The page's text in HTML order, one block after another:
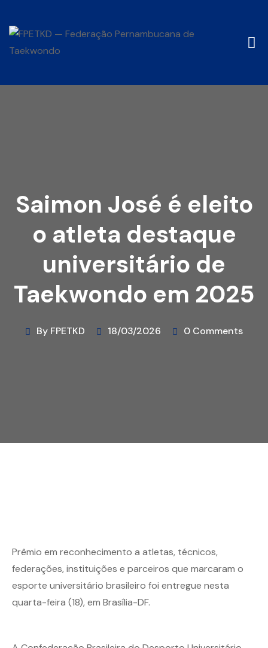
Saimon José é eleito
o atleta destaque
universitário de
Taekwondo em 2025
By FPETKD 18/03/2026 0 Comments
Prêmio em reconhecimento a atletas, técnicos,
federações, instituições e parceiros que marcaram o
esporte universitário brasileiro foi entregue nesta
quarta-feira (18), em Brasília-DF.